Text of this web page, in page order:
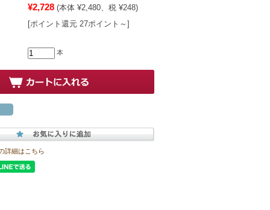
¥2,728 (本体 ¥2,480、税 ¥248)
[ポイント還元 27ポイント～]
本
詳細はこちら